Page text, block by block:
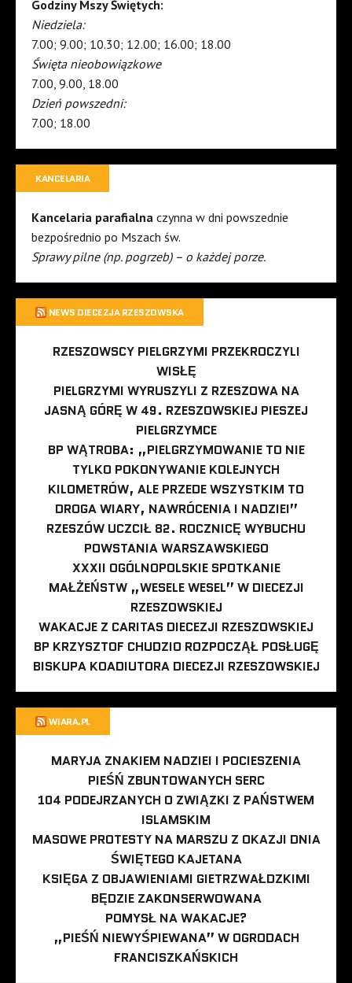
Godziny Mszy Świętych:
Niedziela:
7.00; 9.00; 10.30; 12.00; 16.00; 18.00
Święta nieobowiązkowe
7.00, 9.00, 18.00
Dzień powszedni:
7.00; 18.00
KANCELARIA
Kancelaria parafialna czynna w dni powszednie
bezpośrednio po Mszach św.
Sprawy pilne (np. pogrzeb) – o każdej porze.
NEWS DIECEZJA RZESZOWSKA
RZESZOWSCY PIELGRZYMI PRZEKROCZYLI
WISŁĘ
PIELGRZYMI WYRUSZYLI Z RZESZOWA NA
JASNĄ GÓRĘ W 49. RZESZOWSKIEJ PIESZEJ
PIELGRZYMCE
BP WĄTROBA: „PIELGRZYMOWANIE TO NIE
TYLKO POKONYWANIE KOLEJNYCH
KILOMETRÓW, ALE PRZEDE WSZYSTKIM TO
DROGA WIARY, NAWRÓCENIA I NADZIEI”
RZESZÓW UCZCIŁ 82. ROCZNICĘ WYBUCHU
POWSTANIA WARSZAWSKIEGO
XXXII OGÓLNOPOLSKIE SPOTKANIE
MAŁŻEŃSTW „WESELE WESEL” W DIECEZJI
RZESZOWSKIEJ
WAKACJE Z CARITAS DIECEZJI RZESZOWSKIEJ
BP KRZYSZTOF CHUDZIO ROZPOCZĄŁ POSŁUGĘ
BISKUPA KOADIUTORA DIECEZJI RZESZOWSKIEJ
WIARA.PL
MARYJA ZNAKIEM NADZIEI I POCIESZENIA
PIEŚŃ ZBUNTOWANYCH SERC
104 PODEJRZANYCH O ZWIĄZKI Z PAŃSTWEM
ISLAMSKIM
MASOWE PROTESTY NA MARSZU Z OKAZJI DNIA
ŚWIĘTEGO KAJETANA
KSIĘGA Z OBJAWIENIAMI GIETRZWAŁDZKIMI
BĘDZIE ZAKONSERWOWANA
POMYSŁ NA WAKACJE?
„PIEŚŃ NIEWYŚPIEWANA” W OGRODACH
FRANCISZKAŃSKICH